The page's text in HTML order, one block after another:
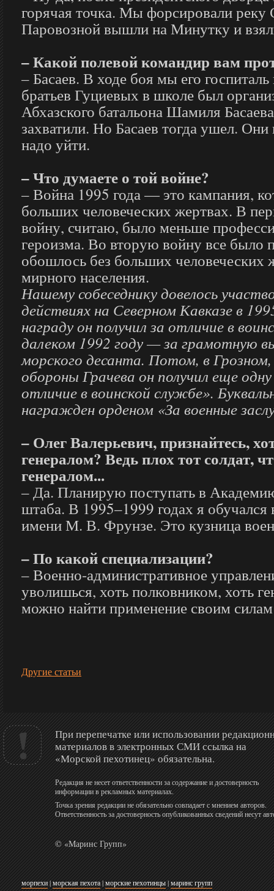
горячая точка. Мы форсировали реку
Паровозной вышли на Минутку и
– Какой полевой командир вам
– Басаев. В ходе боя мы его
братьев Гуциевых в школе был
Абхазского батальона Шамиля
захватили. Но Басаев тогда ушел. Они
надо уйти.
– Что думаете о той войне?
– Война 1995 года — это кампания,
больших человеческих жертвах. В
войну, считаю, было меньше
героизма. Во вторую войну все было
обошлось без больших человеческих
мирного населения.
Нашему собеседнику довелось
действиях на Северном Кавказе в
награду он получил за отличие в
далеком 1992 году — за грамотную
морского десанта. Потом, в
обороны Грачева он получил еще
отличие в воинской службе».
награжден орденом «За военные
– Олег Валерьевич, признайтесь,
генералом? Ведь плох тот солдат,
генералом...
– Да. Планирую поступать в
штаба. В 1995–1999 годах я
имени М. В. Фрунзе. Это кузница
– По какой специализации?
– Военно-административное
уволишься, хоть полковником, хоть
можно найти применение своим
Другие статьи
При перепечатке или использовании
материалов в электронных СМИ ссылка на
«Морской пехотинец» обязательна.
Редакция не несет ответственности за содержание и достоверность
информации в рекламных материалах.
Точка зрения редакции не обязательно совпадает с мнением авторов.
Ответственность за достоверность опубликованных сведений несут
© «Маринс Групп»
морпехи|морская пехота|морские пехотинцы|маринс групп